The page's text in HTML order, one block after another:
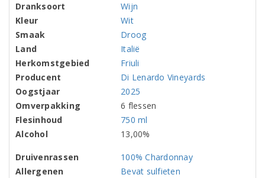
Dranksoort
Wijn
Kleur
Wit
Smaak
Droog
Land
Italië
Herkomstgebied
Friuli
Producent
Di Lenardo Vineyards
Oogstjaar
2025
Omverpakking
6 flessen
Flesinhoud
750 ml
Alcohol
13,00%
Druivenrassen
100% Chardonnay
Allergenen
Bevat sulfieten